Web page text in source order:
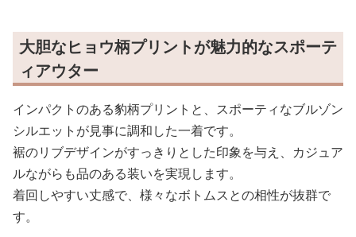
大胆なヒョウ柄プリントが魅力的なスポーテ
ィアウター
インパクトのある豹柄プリントと、スポーティなブルゾン
シルエットが見事に調和した一着です。
裾のリブデザインがすっきりとした印象を与え、カジュア
ルながらも品のある装いを実現します。
着回しやすい丈感で、様々なボトムスとの相性が抜群で
す。